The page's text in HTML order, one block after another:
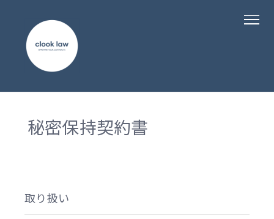
秘密保持契約書
取り扱い